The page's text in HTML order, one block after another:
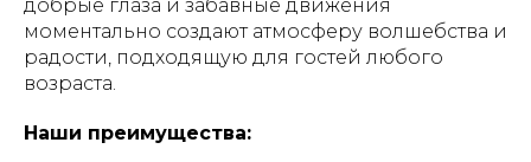
добрые глаза и забавные движения
моментально создают атмосферу волшебства и
радости, подходящую для гостей любого
возраста.
Наши преимущества: